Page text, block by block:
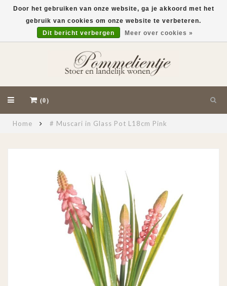
(0)
Home # Muscari in Glass Pot L18cm Pink
Door het gebruiken van onze website, ga je akkoord met het
gebruik van cookies om onze website te verbeteren.
Dit bericht verbergen
Meer over cookies »